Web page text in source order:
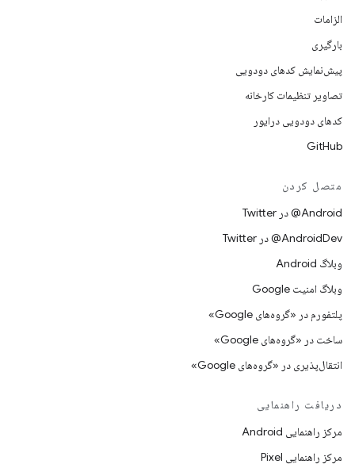
الزامات
بارگیری
پیش‌نمایش کدهای دودویی
تصاویر تنظیمات کارخانه
کدهای دودویی درایور
GitHub
متصل کردن
Android@ در Twitter
AndroidDev@ در Twitter
وبلاگ Android
وبلاگ امنیت Google
پلتفورم در «گروه‌های Google»
ساخت در «گروه‌های Google»
انتقال‌پذیری در «گروه‌های Google»
دریافت راهنمایی
مرکز راهنمایی Android
مرکز راهنمایی Pixel